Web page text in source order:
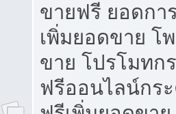
ขายฟรี ยอดกา
เพิ่มยอดขาย โ
ขาย โปรโมทก
ฟรีออนไลน์กร